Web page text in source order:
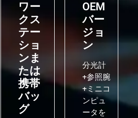
ワー
クス
テー
ショ
ンま
たは
携帯
バッ
グ
OEM
バー
ジョ
ン
分光計
+参照腕
+ミニコ
ンピュ
ータを